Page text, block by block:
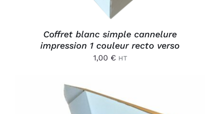
Coffret blanc simple cannelure
impression 1 couleur recto verso
1,00 € HT